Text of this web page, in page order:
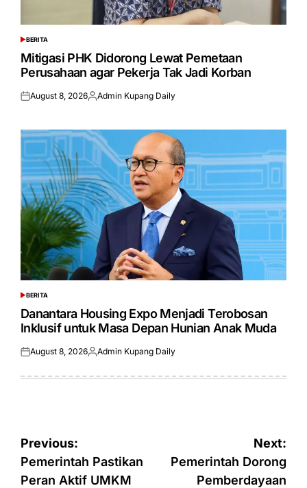
POSTED
IN
BERITA
Mitigasi PHK Didorong Lewat Pemetaan
Perusahaan agar Pekerja Tak Jadi Korban
Posted
August 8, 2026Posted
Admin Kupang Daily
POSTED
IN
BERITA
Danantara Housing Expo Menjadi Terobosan
Inklusif untuk Masa Depan Hunian Anak Muda
Posted
August 8, 2026Posted
Admin Kupang Daily
Post
navigation
Previous:
Pemerintah Pastikan
Peran Aktif UMKM
Next:
Pemerintah Dorong
Pemberdayaan